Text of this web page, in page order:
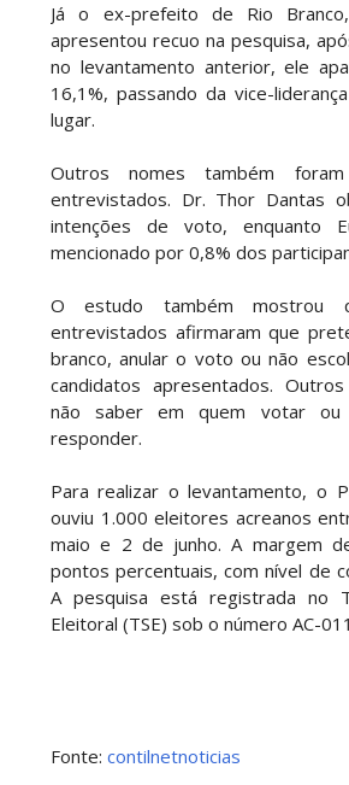
Já o ex-prefeito de Rio
apresentou recuo na pesquisa,
no levantamento anterior, ele
16,1%, passando da vice-
lugar.
Outros nomes também
entrevistados. Dr. Thor Dantas
intenções de voto, enquanto
mencionado por 0,8% dos
O estudo também mostrou
entrevistados afirmaram que
branco, anular o voto ou não
candidatos apresentados.
não saber em quem votar ou
responder.
Para realizar o levantamento, o
ouviu 1.000 eleitores acreanos
maio e 2 de junho. A margem
pontos percentuais, com nível de
A pesquisa está registrada no
Eleitoral (TSE) sob o número AC-
Fonte: contilnetnoticias